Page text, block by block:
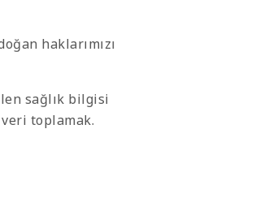
haklarımızı
sağlık bilgisi
toplamak.